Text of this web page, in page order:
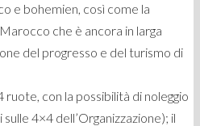
e bohemien, così come la
che è ancora in larga
del progresso e del turismo di
ruote, con la possibilità di noleggio
4×4 dell’Organizzazione); il